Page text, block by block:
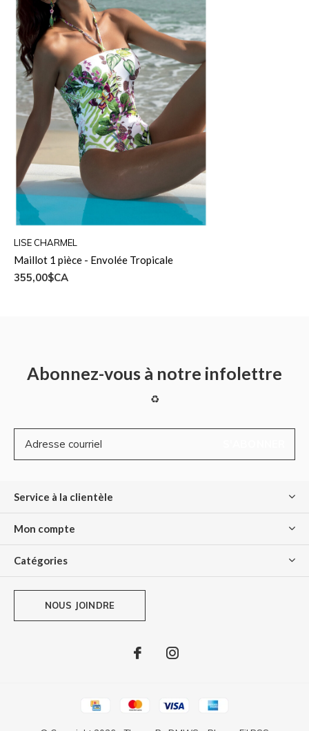
LISE CHARMEL
Maillot 1 pièce - Envolée Tropicale
355,00$CA
Abonnez-vous à notre infolettre
♻
Service à la clientèle
Mon compte
Catégories
NOUS JOINDRE